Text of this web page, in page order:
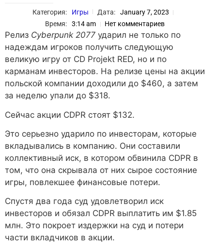
Категория: Игры Дата:
January 7, 2023
Время:
3:14 am Нет комментариев
Релиз Cyberpunk 2077 ударил не только по
надеждам игроков получить следующую
великую игру от CD Projekt RED, но и по
карманам инвесторов. На релизе цены на акции
польской компании доходили до $460, а затем
за неделю упали до $318.
Сейчас акции CDPR стоят $132.
Это серьезно ударило по инвесторам, которые
вкладывались в компанию. Они составили
коллективный иск, в котором обвинила CDPR в
том, что она скрывала от них сырое состояние
игры, повлекшее финансовые потери.
Спустя два года суд удовлетворил иск
инвесторов и обязал CDPR выплатить им $1.85
млн. Это покроет издержки на суд и потери
части вкладчиков в акции.